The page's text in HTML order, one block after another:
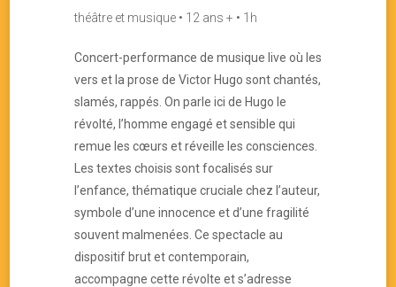
théâtre et musique • 12 ans + • 1h
Concert-performance de musique live où les
vers et la prose de Victor Hugo sont chantés,
slamés, rappés. On parle ici de Hugo le
révolté, l’homme engagé et sensible qui
remue les cœurs et réveille les consciences.
Les textes choisis sont focalisés sur
l’enfance, thématique cruciale chez l’auteur,
symbole d’une innocence et d’une fragilité
souvent malmenées. Ce spectacle au
dispositif brut et contemporain,
accompagne cette révolte et s’adresse